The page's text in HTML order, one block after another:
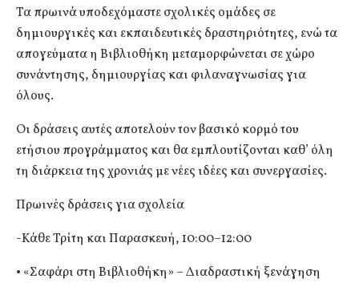
Τα πρωινά υποδεχόμαστε σχολικές ομάδες σε
δημιουργικές και εκπαιδευτικές δραστηριότητες, ενώ τα
απογεύματα η Βιβλιοθήκη μεταμορφώνεται σε χώρο
συνάντησης, δημιουργίας και φιλαναγνωσίας για
όλους.
Οι δράσεις αυτές αποτελούν τον βασικό κορμό του
ετήσιου προγράμματος και θα εμπλουτίζονται καθ’ όλη
τη διάρκεια της χρονιάς με νέες ιδέες και συνεργασίες.
Πρωινές δράσεις για σχολεία
-Κάθε Τρίτη και Παρασκευή, 10:00–12:00
• «Σαφάρι στη Βιβλιοθήκη» – Διαδραστική ξενάγηση